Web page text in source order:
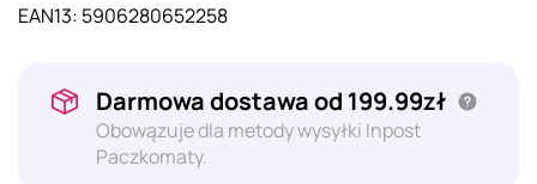
EAN13: 5906280652258
Darmowa dostawa od 199.99zł
Obowązuje dla metody wysyłki Inpost
Paczkomaty.